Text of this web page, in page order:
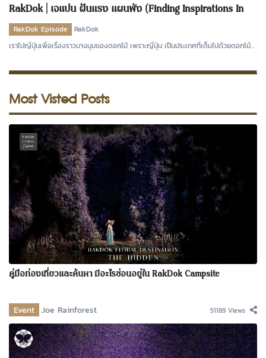
RakDok | เจแปน ฝันแรง แผนพัง (Finding Inspirations In
Japan)
RakDok Episode
RakDok
เราไปญี่ปุ่นเพื่อเรื่องราวบางมุมของดอกไม้ เพราะญี่ปุ่น เป็นประเทศที่เต็มไปด้วยดอกไม้
Most Visted Posts
คู่มือท่องเที่ยวและค้นหา มีอะไรซ่อนอยู่ใน RakDok Campsite
Event Joe Rainforest 51189 Views